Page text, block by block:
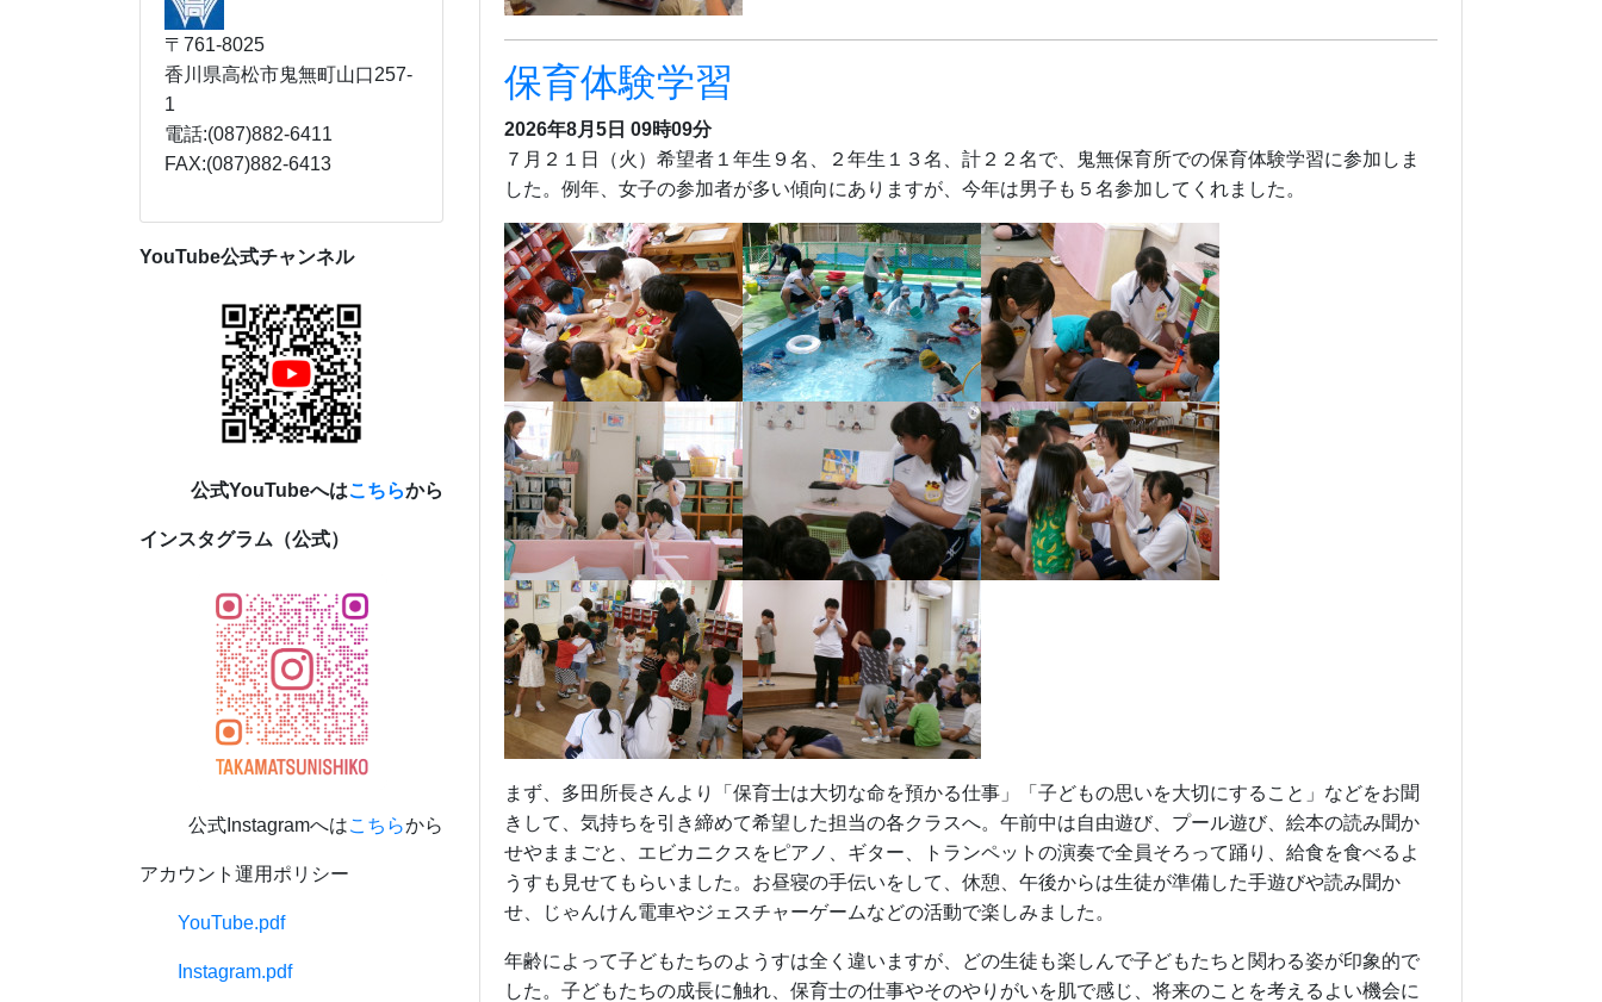
〒761-8025
香川県高松市鬼無町山口257-
1
電話:(087)882-6411
FAX:(087)882-6413
YouTube公式チャンネル
公式YouTubeへはこちらから
インスタグラム（公式）
公式Instagramへはこちらから
アカウント運用ポリシー
YouTube.pdf
Instagram.pdf
保育体験学習
2026年8月5日 09時09分
７月２１日（火）希望者１年生９名、２年生１３名、計２２名で、鬼無保育所での保育体験学習に参加しま
した。例年、女子の参加者が多い傾向にありますが、今年は男子も５名参加してくれました。
まず、多田所長さんより「保育士は大切な命を預かる仕事」「子どもの思いを大切にすること」などをお聞
きして、気持ちを引き締めて希望した担当の各クラスへ。午前中は自由遊び、プール遊び、絵本の読み聞か
せやままごと、エビカニクスをピアノ、ギター、トランペットの演奏で全員そろって踊り、給食を食べるよ
うすも見せてもらいました。お昼寝の手伝いをして、休憩、午後からは生徒が準備した手遊びや読み聞か
せ、じゃんけん電車やジェスチャーゲームなどの活動で楽しみました。
年齢によって子どもたちのようすは全く違いますが、どの生徒も楽しんで子どもたちと関わる姿が印象的で
した。子どもたちの成長に触れ、保育士の仕事やそのやりがいを肌で感じ、将来のことを考えるよい機会に